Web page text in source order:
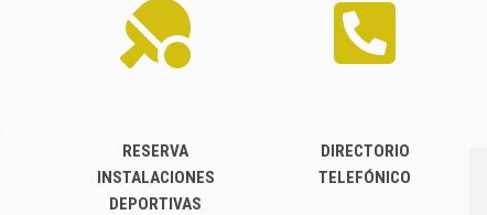
RESERVA
INSTALACIONES
DEPORTIVAS
DIRECTORIO
TELEFÓNICO